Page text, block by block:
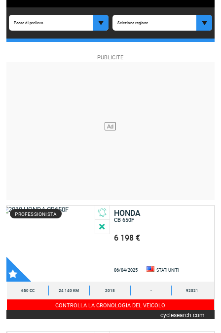
Paese di prelievo Seleziona regione
PROFESSIONISTA HONDA
CB 650F
6 198 €
06/04/2025 STATI UNITI
650 CC 24 140 KM 2018 - 92021
CONTROLLA LA CRONOLOGIA DEL VEICOLO
cyclesearch.com